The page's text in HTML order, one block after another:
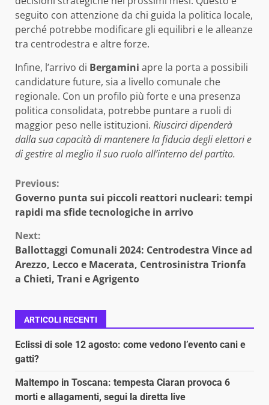
seguito con attenzione da chi guida la politica locale,
perché potrebbe modificare gli equilibri e le alleanze
tra centrodestra e altre forze.
Infine, l’arrivo di Bergamini apre la porta a possibili
candidature future, sia a livello comunale che
regionale. Con un profilo più forte e una presenza
politica consolidata, potrebbe puntare a ruoli di
maggior peso nelle istituzioni. Riuscirci dipenderà
dalla sua capacità di mantenere la fiducia degli elettori e
di gestire al meglio il suo ruolo all’interno del partito.
Continue
Reading
Previous:
Governo punta sui piccoli reattori nucleari: tempi
rapidi ma sfide tecnologiche in arrivo
Next:
Ballottaggi Comunali 2024: Centrodestra Vince ad
Arezzo, Lecco e Macerata, Centrosinistra Trionfa
a Chieti, Trani e Agrigento
ARTICOLI RECENTI
Eclissi di sole 12 agosto: come vedono l’evento cani e
gatti?
Maltempo in Toscana: tempesta Ciaran provoca 6
morti e allagamenti, segui la diretta live